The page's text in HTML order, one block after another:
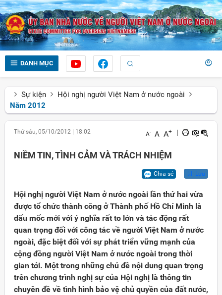
DANH MỤC
Sự kiện
Hội nghị người Việt Nam ở nước ngoài
Năm 2012
Thứ sáu, 05/10/2012 18:02 A- A A+ |
NIỀM TIN, TÌNH CẢM VÀ TRÁCH NHIỆM
Chia sẻ Lưu
Hội nghị người Việt Nam ở nước ngoài lần thứ hai vừa
được tổ chức thành công ở Thành phố Hồ Chí Minh là
dấu mốc mới với ý nghĩa rất to lớn và tác động rất
quan trọng đối với công tác về người Việt Nam ở nước
ngoài, đặc biệt đối với sự phát triển vững mạnh của
cộng đồng người Việt Nam ở nước ngoài trong thời
gian tới. Một trong những chủ đề nội dung quan trọng
trên chương trình nghị sự của Hội nghị là thông tin
chuyên đề về tình hình bảo vệ chủ quyền của đất nước,